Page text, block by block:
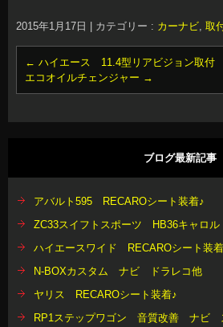
2015年1月17日 カテゴリー : カーナビ, 取
← ハイエース 11.4型リアビジョン取付
エコオイルチェンジャー →
ブログ最新記事
アバルト595 RECAROシート装着♪
ZC33スイフトスポーツ HB36キャロ
ハイエースワイド RECAROシート装
N-BOXカスタム ナビ ドラレコ他
ヤリス RECAROシート装着♪
RP1ステップワゴン 音質改善 ナビ